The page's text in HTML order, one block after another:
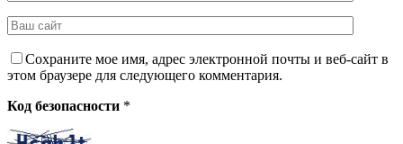
Сохраните мое имя, адрес электронной почты и веб-сайт в
этом браузере для следующего комментария.
Код безопасности *